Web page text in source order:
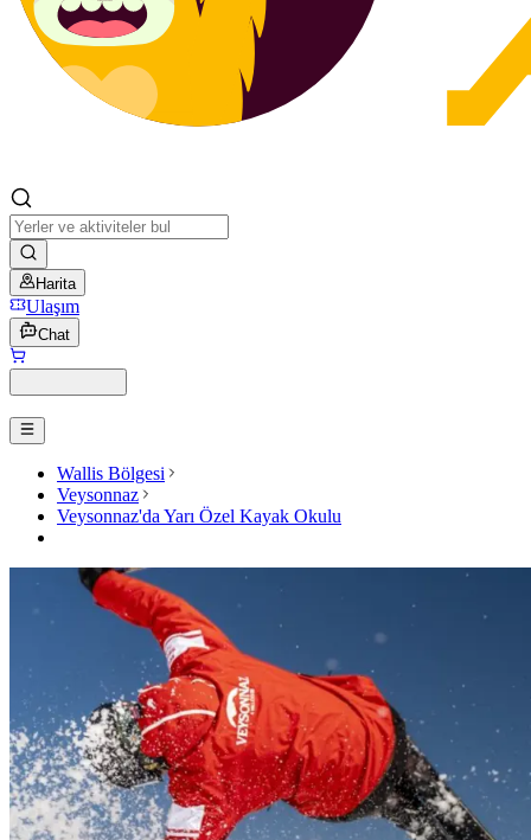
Harita
Ulaşım
Chat
Wallis Bölgesi
Veysonnaz
Veysonnaz'da Yarı Özel Kayak Okulu